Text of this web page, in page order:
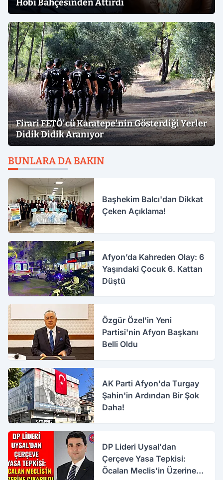
Hobi Bahçesinden Attırdı
Firari FETÖ'cü Karatepe'nin Gösterdiği Yerler
Didik Didik Aranıyor
BUNLARA DA BAKIN
Başhekim Balcı'dan Dikkat
Çeken Açıklama!
Afyon’da Kahreden Olay: 6
Yaşındaki Çocuk 6. Kattan
Düştü
Özgür Özel'in Yeni
Partisi'nin Afyon Başkanı
Belli Oldu
AK Parti Afyon'da Turgay
Şahin'in Ardından Bir Şok
Daha!
DP Lideri Uysal'dan
Çerçeve Yasa Tepkisi:
Öcalan Meclis'in Üzerine